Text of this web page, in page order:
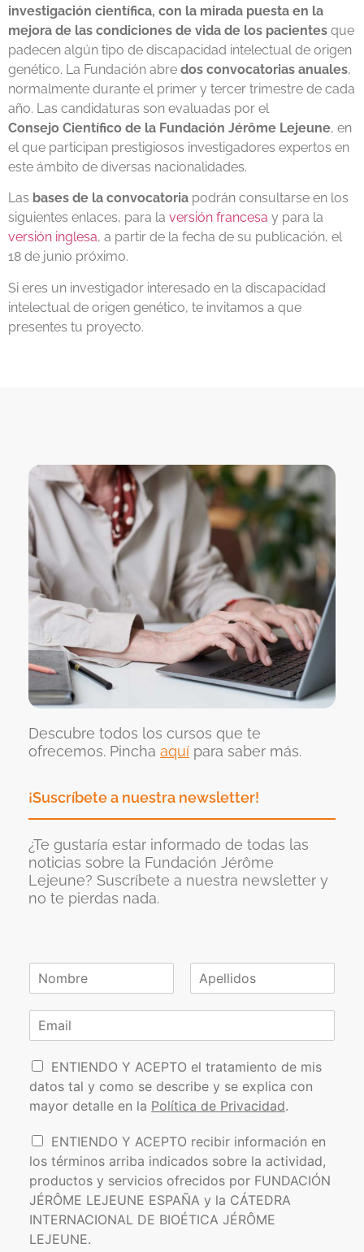
investigación científica, con la mirada puesta en la
mejora de las condiciones de vida de los pacientes que
padecen algún tipo de discapacidad intelectual de origen
genético. La Fundación abre dos convocatorias anuales,
normalmente durante el primer y tercer trimestre de cada
año. Las candidaturas son evaluadas por el
Consejo Científico de la Fundación Jérôme Lejeune, en
el que participan prestigiosos investigadores expertos en
este ámbito de diversas nacionalidades.
Las bases de la convocatoria podrán consultarse en los
siguientes enlaces, para la versión francesa y para la
versión inglesa, a partir de la fecha de su publicación, el
18 de junio próximo.
Si eres un investigador interesado en la discapacidad
intelectual de origen genético, te invitamos a que
presentes tu proyecto.
Descubre todos los cursos que te
ofrecemos. Pincha aquí para saber más.
¡Suscríbete a nuestra newsletter!
¿Te gustaría estar informado de todas las
noticias sobre la Fundación Jérôme
Lejeune? Suscríbete a nuestra newsletter y
no te pierdas nada.
*
o
b
e
p
l
o
s
r
e
e
e
c
t
ó
n
i
P
o
í
c
a
d
e
P
r
ENTIENDO Y ACEPTO el tratamiento de mis
datos tal y como se describe y se explica con
mayor detalle en la Política de Privacidad.
n
o
r
m
a
ENTIENDO Y ACEPTO recibir información en
los términos arriba indicados sobre la actividad,
productos y servicios ofrecidos por FUNDACIÓN
JÉRÔME LEJEUNE ESPAÑA y la CÁTEDRA
INTERNACIONAL DE BIOÉTICA JÉRÔME
LEJEUNE.